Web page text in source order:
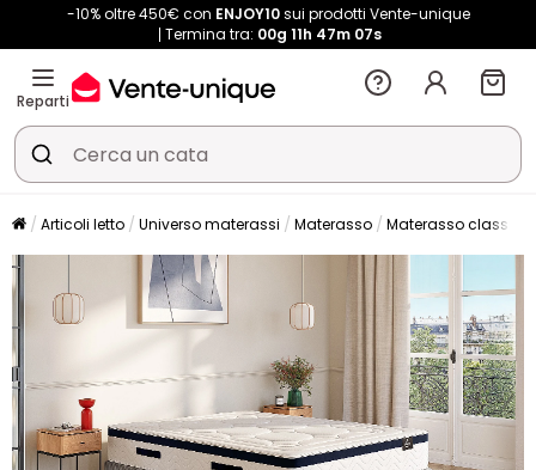
-10% oltre 450€ con ENJOY10sui prodotti Vente-unique
Termina tra: 00g 11h 47m 07s
Reparti
Articoli letto Universo materassi Materasso Materasso classico